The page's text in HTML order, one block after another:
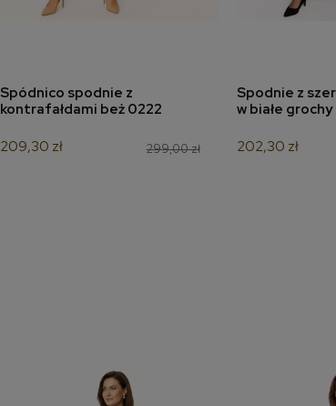
dodaj do koszyka
Spódnico spodnie z
kontrafałdami beż 0222
299,00 zł
209,30 zł
dodaj
Spodnie z
w białe
202,30 zł